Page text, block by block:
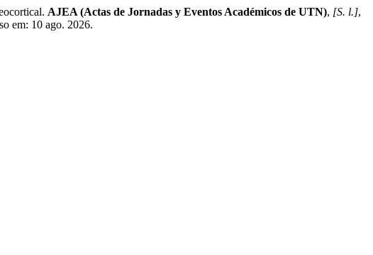
AJEA (Actas de Jornadas y Eventos Académicos de UTN), [S. l.],
em: 10 ago. 2026.